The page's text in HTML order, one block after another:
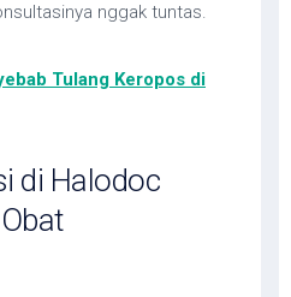
nggak tuntas.
Tulang Keropos di
di Halodoc